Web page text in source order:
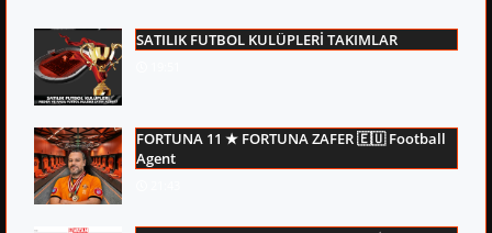
SATILIK FUTBOL KULÜPLERİ TAKIMLAR
FORTUNA 11 ★ FORTUNA ZAFER 🇪🇺 Football
Agent